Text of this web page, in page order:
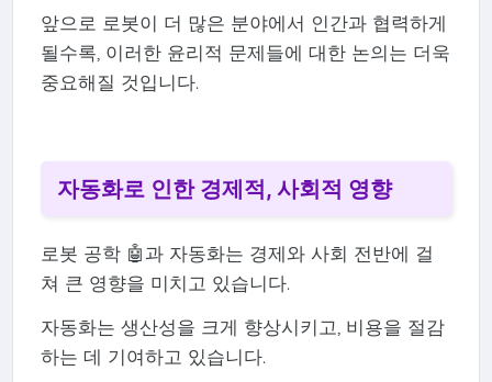
앞으로 로봇이 더 많은 분야에서 인간과 협력하게
될수록, 이러한 윤리적 문제들에 대한 논의는 더욱
중요해질 것입니다.
자동화로 인한 경제적, 사회적 영향
로봇 공학 🤖과 자동화는 경제와 사회 전반에 걸
쳐 큰 영향을 미치고 있습니다.
자동화는 생산성을 크게 향상시키고, 비용을 절감
하는 데 기여하고 있습니다.